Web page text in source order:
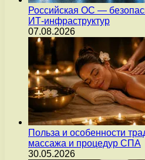
Российская ОС —
ИТ-инфраструктур
07.08.2026
Польза и особенности
массажа и процедур СПА
30.05.2026